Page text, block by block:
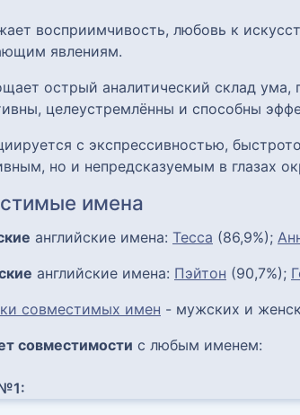
восприимчивость, любовь к
явлениям.
острый аналитический склад
целеустремлённы и способны
с экспрессивностью,
но и непредсказуемым в глазах
имена
английские имена: Тесса (86,9%);
английские имена: Пэйтон (90,7%);
совместимых имен - мужских и
совместимости с любым именем: